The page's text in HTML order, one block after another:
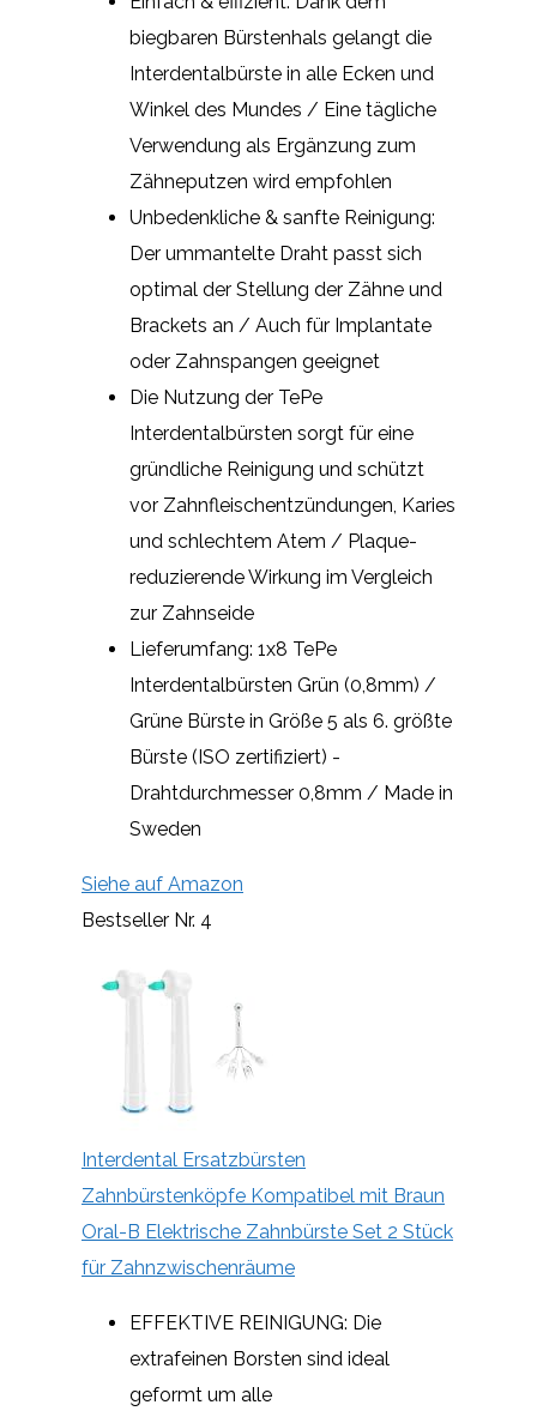
biegbaren Bürstenhals gelangt die
Interdentalbürste in alle Ecken und
Winkel des Mundes / Eine tägliche
Verwendung als Ergänzung zum
Zähneputzen wird empfohlen
Unbedenkliche & sanfte Reinigung:
Der ummantelte Draht passt sich
optimal der Stellung der Zähne und
Brackets an / Auch für Implantate
oder Zahnspangen geeignet
Die Nutzung der TePe
Interdentalbürsten sorgt für eine
gründliche Reinigung und schützt
vor Zahnfleischentzündungen, Karies
und schlechtem Atem / Plaque-
reduzierende Wirkung im Vergleich
zur Zahnseide
Lieferumfang: 1x8 TePe
Interdentalbürsten Grün (0,8mm) /
Grüne Bürste in Größe 5 als 6. größte
Bürste (ISO zertifiziert) -
Drahtdurchmesser 0,8mm / Made in
Sweden
Siehe auf Amazon
Bestseller Nr. 4
Interdental Ersatzbürsten
Zahnbürstenköpfe Kompatibel mit Braun
Oral-B Elektrische Zahnbürste Set 2 Stück
für Zahnzwischenräume
EFFEKTIVE REINIGUNG: Die
extrafeinen Borsten sind ideal
geformt um alle